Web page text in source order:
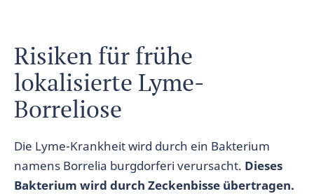
Risiken für frühe
lokalisierte Lyme-
Borreliose
Die Lyme-Krankheit wird durch ein Bakterium
namens Borrelia burgdorferi verursacht. Dieses
Bakterium wird durch Zeckenbisse übertragen.